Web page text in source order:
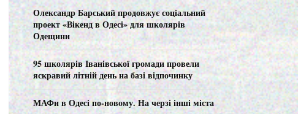
C
H
Олександр Барський продовжує соціальний
проект «Вікенд в Одесі» для школярів
Одещини
95 школярів Іванівської громади провели
яскравий літній день на базі відпочинку
МАФи в Одесі по-новому. На черзі інші міста